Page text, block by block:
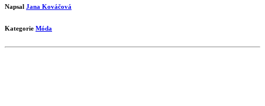
Napsal Jana Kováčová
Kategorie Móda